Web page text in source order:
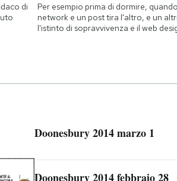
di
Per esempio prima di dormire,
network e un post tira l'altro, e un
l'istinto di sopravvivenza e il web
Doonesbury 2014 marzo 1
Doonesbury 2014 febbraio 28